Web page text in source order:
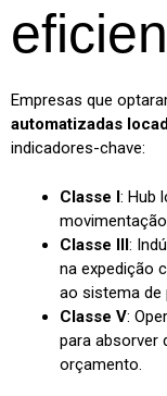
Empresas que
automatizadas
indicadores-chave:
Classe I: Hub
Classe III:
na expedição
ao sistema de
Classe V:
para absorver
orçamento.